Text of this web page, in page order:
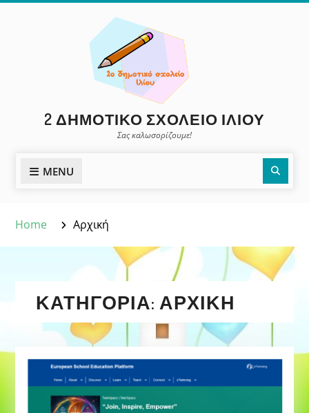
2 ΔΗΜΟΤΙΚΌ ΣΧΟΛΕΊΟ ΙΛΊΟΥ
Σας καλωσορίζουμε!
MENU
Home Αρχική
ΚΑΤΗΓΟΡΊΑ: ΑΡΧΙΚΉ